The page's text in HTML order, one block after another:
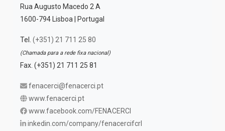
Rua Augusto Macedo 2 A
1600-794 Lisboa | Portugal
Tel. (+351) 21 711 25 80
(Chamada para a rede fixa nacional)
Fax. (+351) 21 711 25 81
fenacerci@fenacerci.pt
www.fenacerci.pt
www.facebook.com/FENACERCI
inkedin.com/company/fenacercifcrl